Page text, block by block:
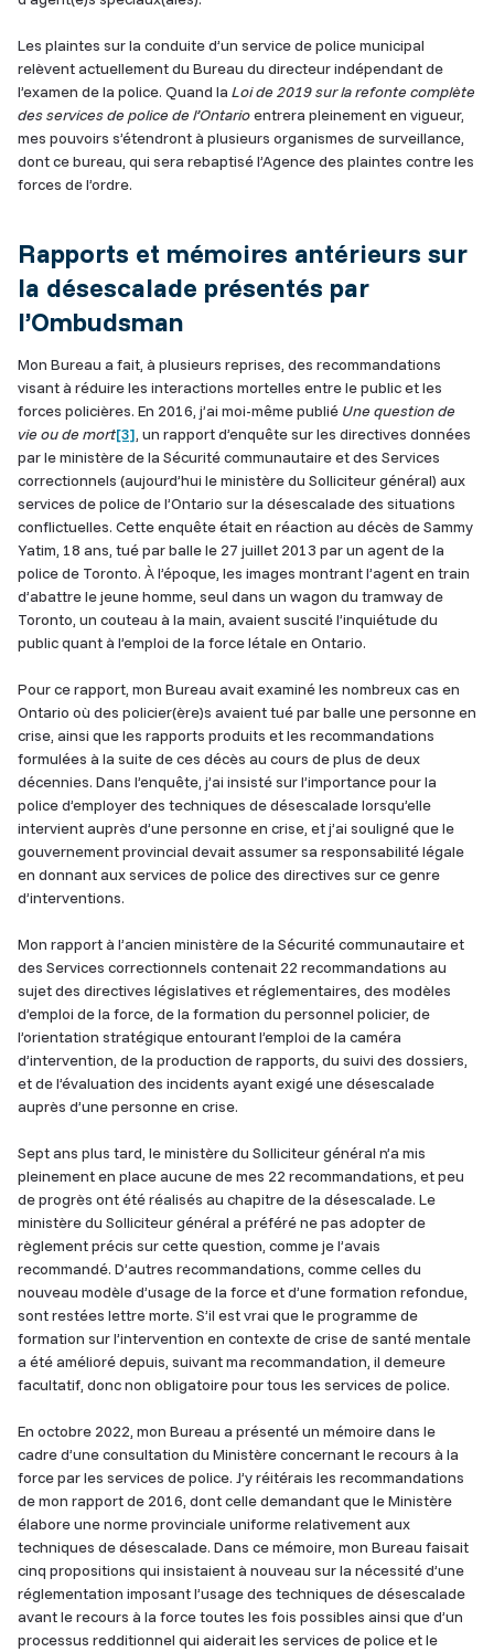
Les plaintes sur la conduite d’un service de police municipal
relèvent actuellement du Bureau du directeur indépendant de
l’examen de la police. Quand la Loi de 2019 sur la refonte complète
des services de police de l’Ontarioentrera pleinement en vigueur,
mes pouvoirs s’étendront à plusieurs organismes de surveillance,
dont ce bureau, qui sera rebaptisé l’Agence des plaintes contre les
forces de l’ordre.
Rapports et mémoires antérieurs sur
la désescalade présentés par
l’Ombudsman
Mon Bureau a fait, à plusieurs reprises, des recommandations
visant à réduire les interactions mortelles entre le public et les
forces policières. En 2016, j’ai moi-même publié Une question de
vie ou de mort[3], un rapport d’enquête sur les directives données
par le ministère de la Sécurité communautaire et des Services
correctionnels (aujourd’hui le ministère du Solliciteur général) aux
services de police de l’Ontario sur la désescalade des situations
conflictuelles. Cette enquête était en réaction au décès de Sammy
Yatim, 18 ans, tué par balle le 27 juillet 2013 par un agent de la
police de Toronto. À l’époque, les images montrant l’agent en train
d’abattre le jeune homme, seul dans un wagon du tramway de
Toronto, un couteau à la main, avaient suscité l’inquiétude du
public quant à l’emploi de la force létale en Ontario.
Pour ce rapport, mon Bureau avait examiné les nombreux cas en
Ontario où des policier(ère)s avaient tué par balle une personne en
crise, ainsi que les rapports produits et les recommandations
formulées à la suite de ces décès au cours de plus de deux
décennies. Dans l’enquête, j’ai insisté sur l’importance pour la
police d’employer des techniques de désescalade lorsqu’elle
intervient auprès d’une personne en crise, et j’ai souligné que le
gouvernement provincial devait assumer sa responsabilité légale
en donnant aux services de police des directives sur ce genre
d’interventions.
Mon rapport à l’ancien ministère de la Sécurité communautaire et
des Services correctionnels contenait 22 recommandations au
sujet des directives législatives et réglementaires, des modèles
d’emploi de la force, de la formation du personnel policier, de
l’orientation stratégique entourant l’emploi de la caméra
d’intervention, de la production de rapports, du suivi des dossiers,
et de l’évaluation des incidents ayant exigé une désescalade
auprès d’une personne en crise.
Sept ans plus tard, le ministère du Solliciteur général n’a mis
pleinement en place aucune de mes 22 recommandations, et peu
de progrès ont été réalisés au chapitre de la désescalade. Le
ministère du Solliciteur général a préféré ne pas adopter de
règlement précis sur cette question, comme je l’avais
recommandé. D’autres recommandations, comme celles du
nouveau modèle d’usage de la force et d’une formation refondue,
sont restées lettre morte. S’il est vrai que le programme de
formation sur l’intervention en contexte de crise de santé mentale
a été amélioré depuis, suivant ma recommandation, il demeure
facultatif, donc non obligatoire pour tous les services de police.
En octobre 2022, mon Bureau a présenté un mémoire dans le
cadre d’une consultation du Ministère concernant le recours à la
force par les services de police. J’y réitérais les recommandations
de mon rapport de 2016, dont celle demandant que le Ministère
élabore une norme provinciale uniforme relativement aux
techniques de désescalade. Dans ce mémoire, mon Bureau faisait
cinq propositions qui insistaient à nouveau sur la nécessité d’une
réglementation imposant l’usage des techniques de désescalade
avant le recours à la force toutes les fois possibles ainsi que d’un
processus redditionnel qui aiderait les services de police et le